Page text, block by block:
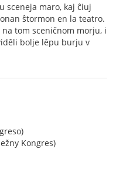
sceneja maro, kaj ĉiuj
ŝtormon en la teatro.
tom sceničnom morju, i
bolje lěpu burju v
Kongres)